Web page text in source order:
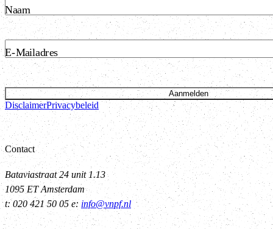
Naam
E-Mailadres
Aanmelden
DisclaimerPrivacybeleid
Contact
Bataviastraat 24 unit 1.13
1095 ET Amsterdam
t: 020 421 50 05 e: info@vnpf.nl